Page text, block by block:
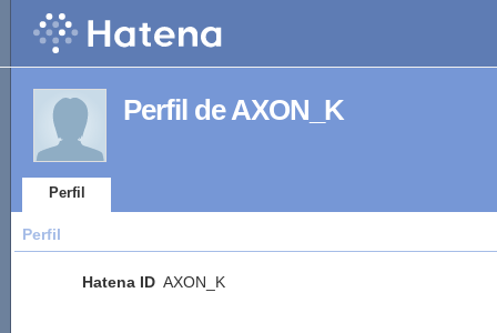
Perfil de AXON_K
Perfil
Perfil
Hatena ID AXON_K